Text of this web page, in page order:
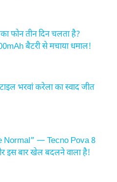
फोन तीन दिन चलता है?
बैटरी से मचाया धमाल!
भरवां करेला का स्वाद जीत
Normal” — Tecno Pova 8
इस बार खेल बदलने वाला है!